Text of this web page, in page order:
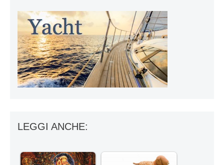
LEGGI ANCHE: